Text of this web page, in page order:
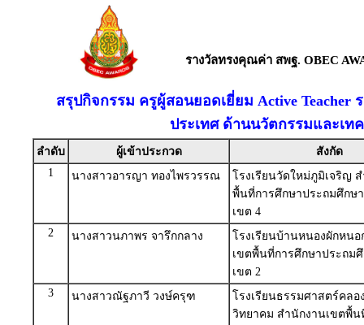
รางวัลทรงคุณค่า สพฐ. OBEC
สรุปกิจกรรม ครูผู้สอนยอดเยี่ยม Active
ประเทศ ด้านนวัตกรรมและเท
ลำดับ ผู้เข้าประกวด
สังกัด
1
นางสาวอารญา ทองไพรวรรณ
โรงเรียนวัดใหม่ภูมิเจริญ
พื้นที่การศึกษาประถมศึกษ
เขต 4
2
นางสาวนภาพร จารึกกลาง
โรงเรียนบ้านหนองผักหน
เขตพื้นที่การศึกษาประถม
เขต 2
3
นางสาวณัฐภาวี วงษ์ครุฑ
โรงเรียนธรรมศาสตร์คลอ
วิทยาคม สำนักงานเขตพื้น